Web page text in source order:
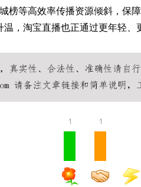
榜等高效率传播资源倾斜，保
温，淘宝直播也正通过更年轻
1 1